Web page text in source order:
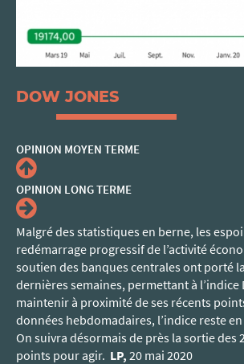
DOW JONES
OPINION MOYEN TERME
OPINION LONG TERME
Malgré des statistiques en berne, les
redémarrage progressif de l’activité
soutien des banques centrales ont porté
dernières semaines, permettant à l’indice
maintenir à proximité de ses récents
données hebdomadaires, l’indice reste
On suivra désormais de près la sortie des
points pour agir. LP, 20 mai 2020